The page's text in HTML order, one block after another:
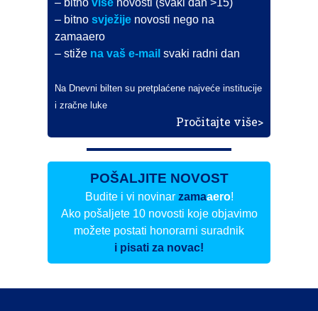
– bitnoviše novosti (svaki dan >15)
– bitnosvježije novosti nego na
zamaaero
– stiže na vaš e-mail svaki radni dan
Na Dnevni bilten su pretplaćene najveće institucije
i zračne luke
Pročitajte više>
POŠALJITE NOVOST
Budite i vi novinar zamaaero!
Ako pošaljete 10 novosti koje objavimo
možete postati honorarni suradnik
i pisati za novac!